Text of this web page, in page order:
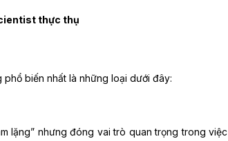
thực thụ
biến nhất là những loại dưới đây:
lặng” nhưng đóng vai trò quan trọng trong việc